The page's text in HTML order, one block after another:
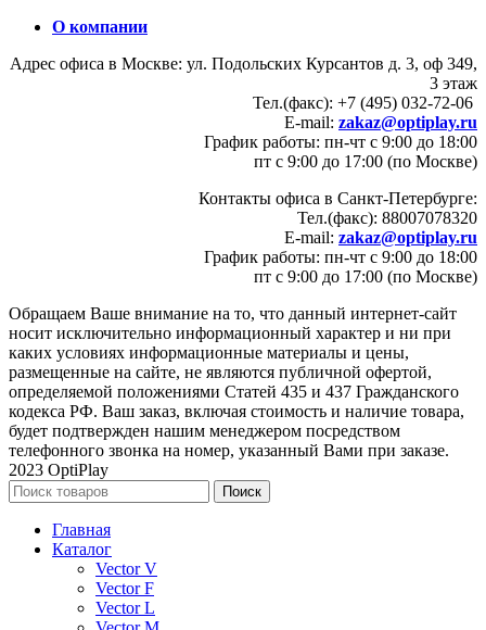
О компании
Адрес офиса в Москве: ул. Подольских Курсантов д. 3, оф 349,
3 этаж
Тел.(факс): +7 (495) 032-72-06
E-mail: zakaz@optiplay.ru
График работы: пн-чт с 9:00 до 18:00
пт с 9:00 до 17:00 (по Москве)
Контакты офиса в Санкт-Петербурге:
Тел.(факс): 88007078320
E-mail: zakaz@optiplay.ru
График работы: пн-чт с 9:00 до 18:00
пт с 9:00 до 17:00 (по Москве)
Обращаем Ваше внимание на то, что данный интернет-сайт
носит исключительно информационный характер и ни при
каких условиях информационные материалы и цены,
размещенные на сайте, не являются публичной офертой,
определяемой положениями Статей 435 и 437 Гражданского
кодекса РФ. Ваш заказ, включая стоимость и наличие товара,
будет подтвержден нашим менеджером посредством
телефонного звонка на номер, указанный Вами при заказе.
2023 OptiPlay
Поиск
Главная
Каталог
Vector V
Vector F
Vector L